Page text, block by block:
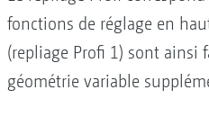
fonctions de réglage en
(repliage Profi 1) sont ainsi
géométrie variable